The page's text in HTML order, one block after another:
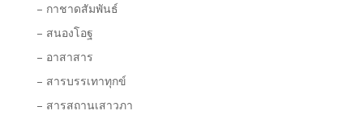
– กาชาดสัมพันธ์
– สนองโอฐ
– อาสาสาร
– สารบรรเทาทุกข์
– สารสถานเสาวภา